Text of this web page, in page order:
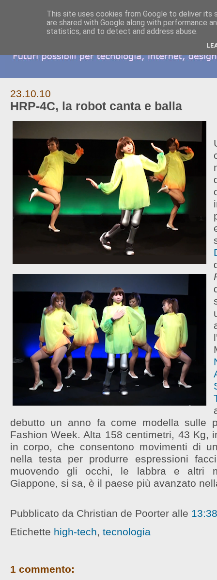
23.10.10
HRP-4C, la robot canta e balla
debutto un anno fa come modella sulle
Fashion Week. Alta 158 centimetri, 43 Kg,
in corpo, che consentono movimenti di
nella testa per produrre espressioni
muovendo gli occhi, le labbra e altri
Giappone, si sa, è il paese più avanzato
Pubblicato da Christian de Poorter alle 13:38
Etichette high-tech, tecnologia
1 commento:
This site uses cookies from Google to deliver its
are shared with Google along with performance
statistics, and to detect and address abuse.